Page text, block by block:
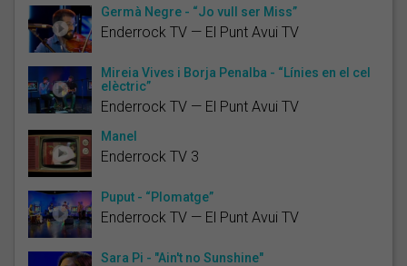
Germà Negre - “Jo vull ser Miss”
Enderrock TV — El Punt Avui TV
Mireia Vives i Borja Penalba - “Línies en el cel
elèctric”
Enderrock TV — El Punt Avui TV
Manel
Enderrock TV 3
Puput - “Plomatge”
Enderrock TV — El Punt Avui TV
Sara Pi - "Ain't no Sunshine"